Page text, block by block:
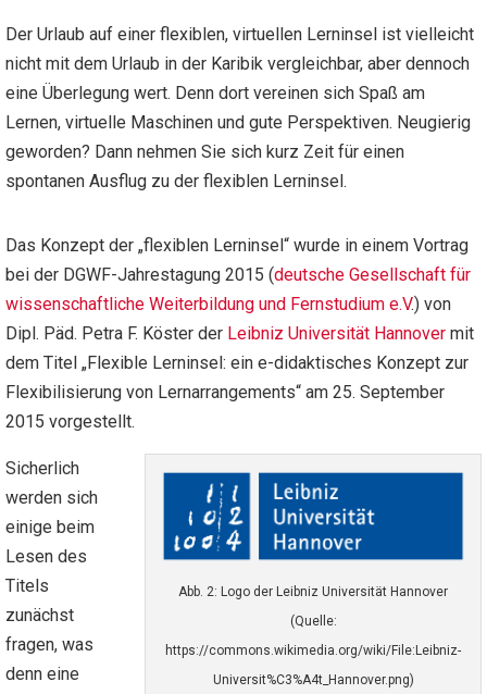
Der Urlaub auf einer flexiblen, virtuellen Lerninsel ist vielleicht
nicht mit dem Urlaub in der Karibik vergleichbar, aber dennoch
eine Überlegung wert. Denn dort vereinen sich Spaß am
Lernen, virtuelle Maschinen und gute Perspektiven. Neugierig
geworden? Dann nehmen Sie sich kurz Zeit für einen
spontanen Ausflug zu der flexiblen Lerninsel.
Das Konzept der „flexiblen Lerninsel“ wurde in einem Vortrag
bei der DGWF-Jahrestagung 2015 (deutsche Gesellschaft für
wissenschaftliche Weiterbildung und Fernstudium e.V.) von
Dipl. Päd. Petra F. Köster der Leibniz Universität Hannover mit
dem Titel „Flexible Lerninsel: ein e-didaktisches Konzept zur
Flexibilisierung von Lernarrangements“ am 25. September
2015 vorgestellt.
Abb. 2: Logo der Leibniz Universität Hannover
(Quelle:
https://commons.wikimedia.org/wiki/File:Leibniz-
Universit%C3%A4t_Hannover.png)
Sicherlich
werden sich
einige beim
Lesen des
Titels
zunächst
fragen, was
denn eine